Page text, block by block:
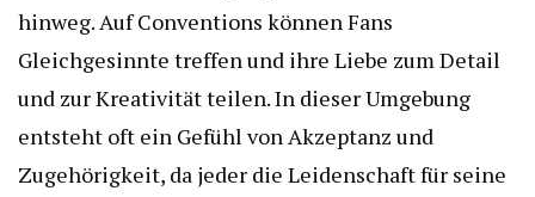
hinweg. Auf Conventions können Fans
Gleichgesinnte treffen und ihre Liebe zum Detail
und zur Kreativität teilen. In dieser Umgebung
entsteht oft ein Gefühl von Akzeptanz und
Zugehörigkeit, da jeder die Leidenschaft für seine